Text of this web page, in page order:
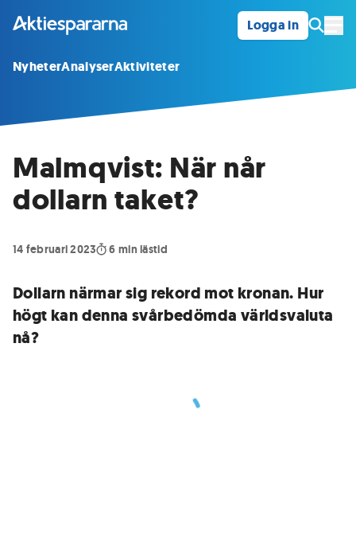
Logga in
NyheterAnalyserAktiviteter
Malmqvist: När når
dollarn taket?
14 februari 2023 6 min lästid
Dollarn närmar sig rekord mot kronan. Hur
högt kan denna svårbedömda världsvaluta
nå?